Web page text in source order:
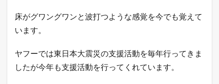
ガ
チ
売
論
床がグワングワンと波打つような感覚を今でも覚えて
います。
ヤフーでは東日本大震災の支援活動を毎年行ってきま
したが今年も支援活動を行ってくれています。